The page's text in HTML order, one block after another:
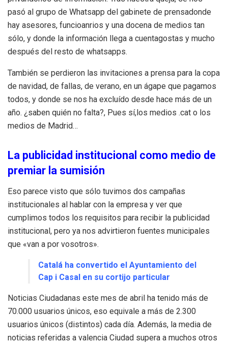
pasó al grupo de Whatsapp del gabinete de prensadonde
hay asesores, funcioanrios y una docena de medios tan
sólo, y donde la información llega a cuentagostas y mucho
después del resto de whatsapps.
También se perdieron las invitaciones a prensa para la copa
de navidad, de fallas, de verano, en un ágape que pagamos
todos, y donde se nos ha excluído desde hace más de un
año. ¿saben quién no falta?, Pues sí,los medios .cat o los
medios de Madrid…
La publicidad institucional como medio de
premiar la sumisión
Eso parece visto que sólo tuvimos dos campañas
institucionales al hablar con la empresa y ver que
cumplimos todos los requisitos para recibir la publicidad
institucional, pero ya nos advirtieron fuentes municipales
que «van a por vosotros».
Catalá ha convertido el Ayuntamiento del
Cap i Casal en su cortijo particular
Noticias Ciudadanas este mes de abril ha tenido más de
70.000 usuarios únicos, eso equivale a más de 2.300
usuarios únicos (distintos) cada día. Además, la media de
noticias referidas a valencia Ciudad supera a muchos otros